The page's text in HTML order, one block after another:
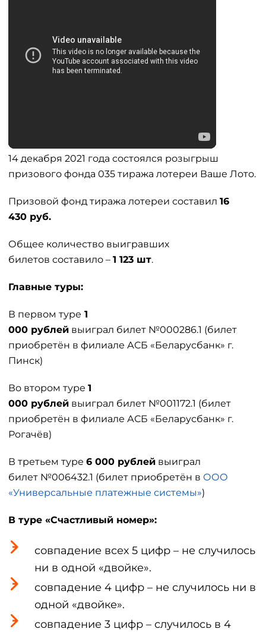
14 декабря 2021 года состоялся розыгрыш
призового фонда 035 тиража лотереи Ваше Лото.
Призовой фонд тиража лотереи составил 16
430 руб.
Общее количество выигравших
билетов составило – 1 123 шт.
Главные туры:
В первом туре 1
000 рублей выиграл билет №000286.1 (билет
приобретён в филиале АСБ «Беларусбанк» г.
Пинск)
Во втором туре 1
000 рублей выиграл билет №001172.1 (билет
приобретён в филиале АСБ «Беларусбанк» г.
Рогачёв)
В третьем туре 6 000 рублей выиграл
билет №006432.1 (билет приобретён в ООО
«Универсальные платежные системы»)
В туре «Счастливый номер»:
совпадение всех 5 цифр – не случилось
ни в одной «двойке».
совпадение 4 цифр – не случилось ни в
одной «двойке».
совпадение 3 цифр – случилось в 4